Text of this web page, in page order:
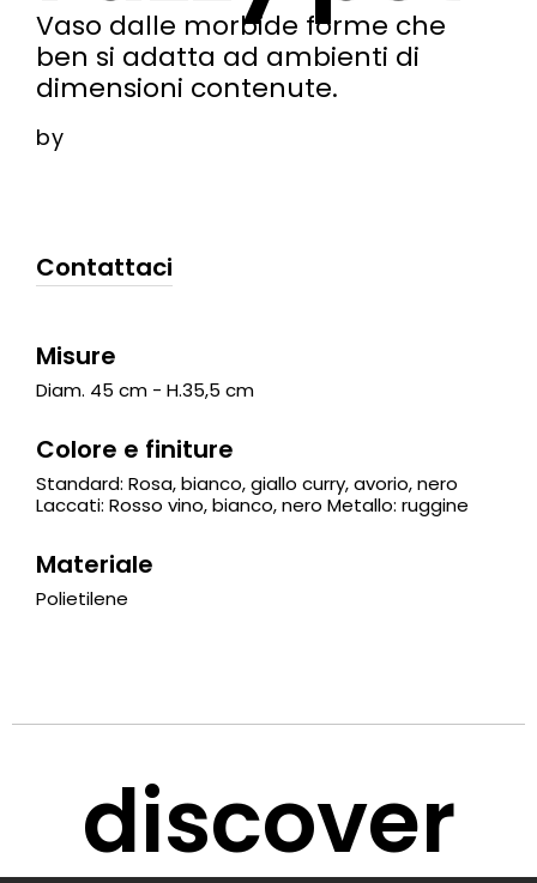
Vaso dalle morbide forme che
ben si adatta ad ambienti di
dimensioni contenute.
by
Contattaci
Misure
Diam. 45 cm - H.35,5 cm
Colore e finiture
Standard: Rosa, bianco, giallo curry, avorio, nero
Laccati: Rosso vino, bianco, nero Metallo: ruggine
Materiale
Polietilene
discover